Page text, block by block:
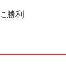
勝利